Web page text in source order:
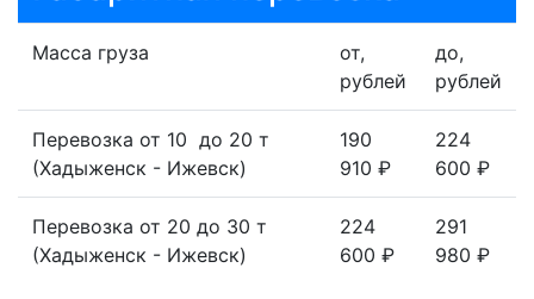
Масса груза
от,
рублей
до,
рублей
Перевозка от 10 до 20 т
(Хадыженск - Ижевск)
190
910 ₽
224
600 ₽
Перевозка от 20 до 30 т
(Хадыженск - Ижевск)
224
600 ₽
291
980 ₽